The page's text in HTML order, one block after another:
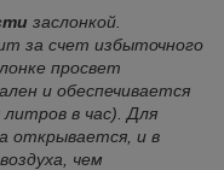
заслонкой.
за счет избыточного
просвет
и обеспечивается
в час). Для
открывается, и в
чем